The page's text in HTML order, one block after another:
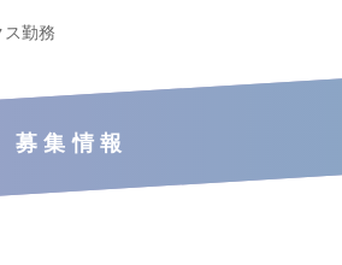
ス勤務
募集情報